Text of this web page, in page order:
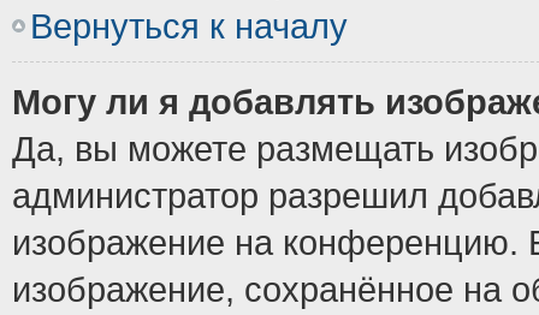
Вернуться к началу
Могу ли я добавлять
Да, вы можете размещать
администратор разрешил
изображение на конференцию.
изображение, сохранённое на